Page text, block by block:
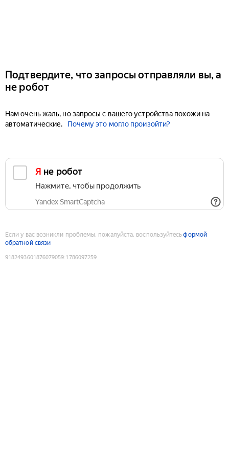
Подтвердите, что запросы отправляли вы, а
не робот
Нам очень жаль, но запросы с вашего устройства похожи на
автоматические.
Почему это могло произойти?
Я не робот
Нажмите, чтобы продолжить
Yandex SmartCaptcha
Если у вас возникли проблемы, пожалуйста, воспользуйтесьформой
обратной связи
9182493601876079059:1786097259